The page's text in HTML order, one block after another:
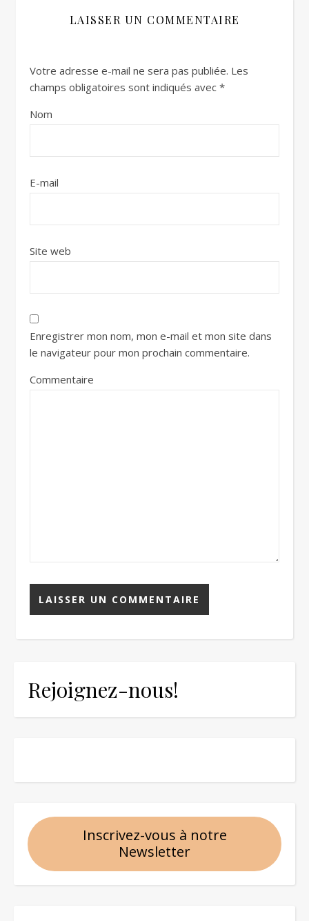
LAISSER UN COMMENTAIRE
Votre adresse e-mail ne sera pas publiée. Les
champs obligatoires sont indiqués avec *
Nom
E-mail
Site web
Enregistrer mon nom, mon e-mail et mon site dans
le navigateur pour mon prochain commentaire.
Commentaire
Rejoignez-nous!
Inscrivez-vous à notre
Newsletter